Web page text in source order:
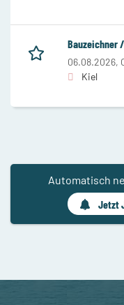
06.08.2026,
Kiel
Automatisch
Jetzt